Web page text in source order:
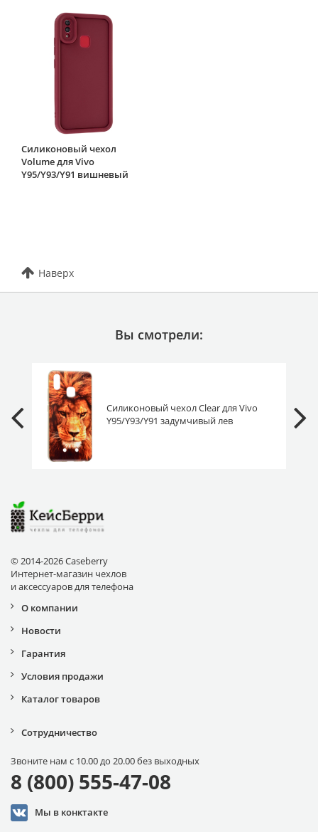
Силиконовый чехол
Volume для Vivo
Y95/Y93/Y91 вишневый
Наверх
Вы смотрели:
Силиконовый чехол Clear для Vivo
Y95/Y93/Y91 задумчивый лев
© 2014-2026 Caseberry
Интернет-магазин чехлов
и аксессуаров для телефона
О компании
Новости
Гарантия
Условия продажи
Каталог товаров
Сотрудничество
Звоните нам с 10.00 до 20.00 без выходных
8 (800) 555-47-08
Мы в конктакте